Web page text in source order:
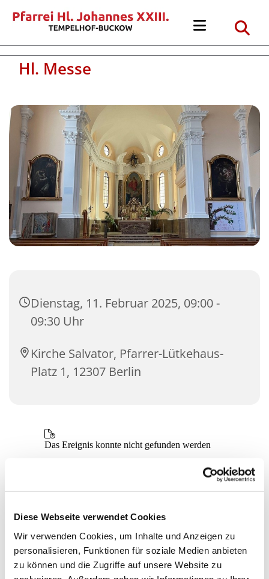
Diese Webseite verwendet Cookies
Wir verwenden Cookies, um Inhalte und Anzeigen zu
personalisieren, Funktionen für soziale Medien anbieten
zu können und die Zugriffe auf unsere Website zu
Hl. Messe
Dienstag, 11. Februar 2025, 09:00 -
09:30 Uhr
Kirche Salvator, Pfarrer-Lütkehaus-
Platz 1, 12307 Berlin